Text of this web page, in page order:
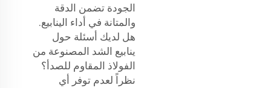
الجودة تضمن الدقة
والمتانة في أداء الينابيع.
هل لديك أسئلة حول
ينابيع الشد المصنوعة من
الفولاذ المقاوم للصدأ؟
نظراً لعدم توفر أي